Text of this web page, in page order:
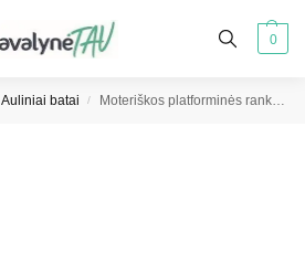
0
Auliniai batai / Moteriškos platforminės rankinės su grandinėlėmis